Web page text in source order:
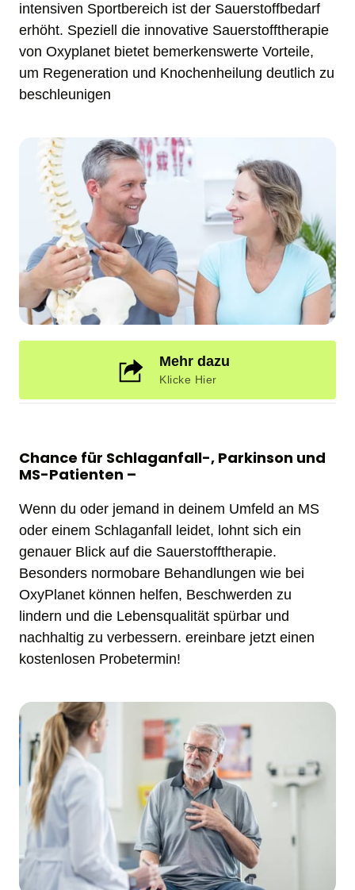
intensiven Sportbereich ist der Sauerstoffbedarf
erhöht. Speziell die innovative Sauerstofftherapie
von Oxyplanet bietet bemerkenswerte Vorteile,
um Regeneration und Knochenheilung deutlich zu
beschleunigen
Mehr dazu
Klicke Hier
Chance für Schlaganfall-, Parkinson und
MS-Patienten –
Wenn du oder jemand in deinem Umfeld an MS
oder einem Schlaganfall leidet, lohnt sich ein
genauer Blick auf die Sauerstofftherapie.
Besonders normobare Behandlungen wie bei
OxyPlanet können helfen, Beschwerden zu
lindern und die Lebensqualität spürbar und
nachhaltig zu verbessern. ereinbare jetzt einen
kostenlosen Probetermin!